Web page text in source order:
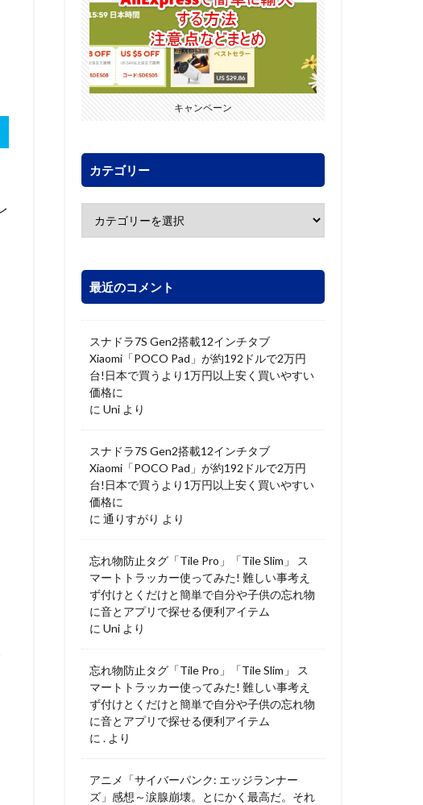
キャンペーン
カテゴリー
最近のコメント
スナドラ7S Gen2搭載12インチタブ
Xiaomi「POCO Pad」が約192ドルで2万円
台!日本で買うより1万円以上安く買いやすい
価格に
に Uni より
スナドラ7S Gen2搭載12インチタブ
Xiaomi「POCO Pad」が約192ドルで2万円
台!日本で買うより1万円以上安く買いやすい
価格に
に 通りすがり より
忘れ物防止タグ「Tile Pro」「Tile Slim」 ス
マートトラッカー使ってみた! 難しい事考え
ず付けとくだけと簡単で自分や子供の忘れ物
に音とアプリで探せる便利アイテム
に Uni より
忘れ物防止タグ「Tile Pro」「Tile Slim」 ス
マートトラッカー使ってみた! 難しい事考え
ず付けとくだけと簡単で自分や子供の忘れ物
に音とアプリで探せる便利アイテム
に . より
アニメ「サイバーパンク: エッジランナー
ズ」感想～涙腺崩壊。とにかく最高だ。それ